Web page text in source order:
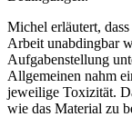
Michel erläutert,
Arbeit unabdingbar
Aufgabenstellung
Allgemeinen nahm
jeweilige Toxizität.
wie das Material zu